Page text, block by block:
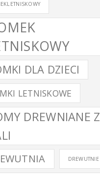
DLA DZIECI
LETNISKOWE
DREWNIANE Z
DREWUTNIE